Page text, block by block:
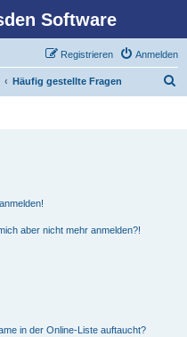
Software
Anmelden
Registrieren
Häufig gestellte Fragen
aber nicht mehr anmelden?!
in der Online-Liste auftaucht?